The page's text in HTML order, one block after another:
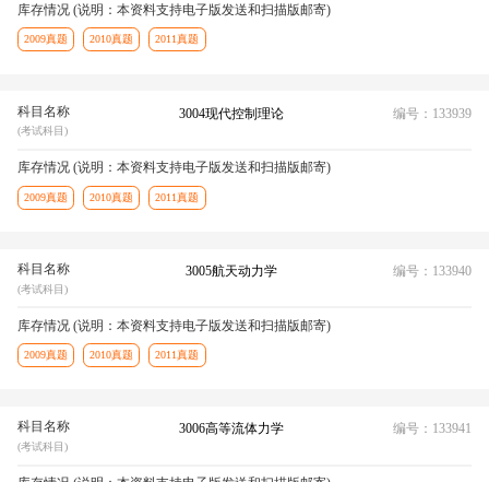
库存情况 (说明：本资料支持电子版发送和扫描版邮寄)
2009真题 2010真题 2011真题
科目名称
(考试科目)
3004现代控制理论 编号：133939
库存情况 (说明：本资料支持电子版发送和扫描版邮寄)
2009真题 2010真题 2011真题
科目名称
(考试科目)
3005航天动力学 编号：133940
库存情况 (说明：本资料支持电子版发送和扫描版邮寄)
2009真题 2010真题 2011真题
科目名称
(考试科目)
3006高等流体力学 编号：133941